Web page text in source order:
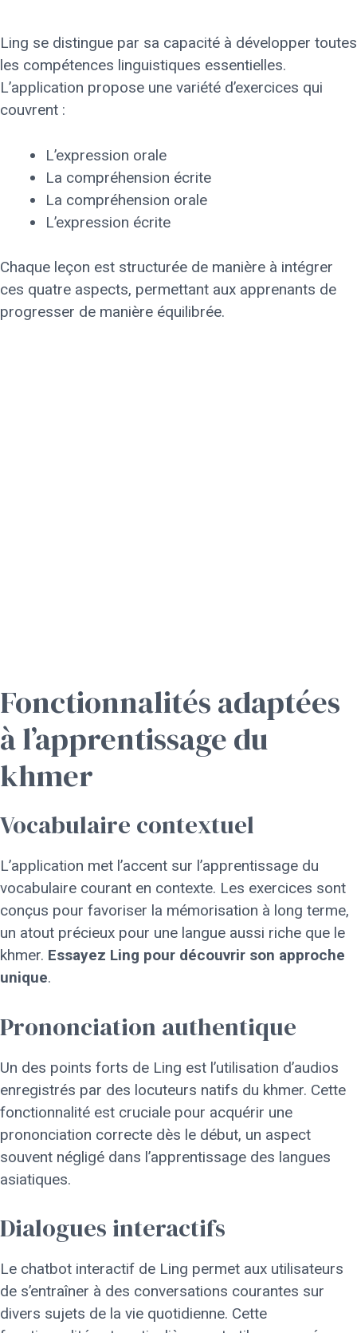
Ling se distingue par sa capacité à développer toutes
les compétences linguistiques essentielles.
L’application propose une variété d’exercices qui
couvrent :
L’expression orale
La compréhension écrite
La compréhension orale
L’expression écrite
Chaque leçon est structurée de manière à intégrer
ces quatre aspects, permettant aux apprenants de
progresser de manière équilibrée.
Fonctionnalités adaptées
à l’apprentissage du
khmer
Vocabulaire contextuel
L’application met l’accent sur l’apprentissage du
vocabulaire courant en contexte. Les exercices sont
conçus pour favoriser la mémorisation à long terme,
un atout précieux pour une langue aussi riche que le
khmer. Essayez Ling pour découvrir son approche
unique.
Prononciation authentique
Un des points forts de Ling est l’utilisation d’audios
enregistrés par des locuteurs natifs du khmer. Cette
fonctionnalité est cruciale pour acquérir une
prononciation correcte dès le début, un aspect
souvent négligé dans l’apprentissage des langues
asiatiques.
Dialogues interactifs
Le chatbot interactif de Ling permet aux utilisateurs
de s’entraîner à des conversations courantes sur
divers sujets de la vie quotidienne. Cette